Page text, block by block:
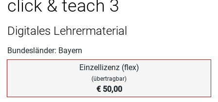
click & teach 3
Digitales Lehrermaterial
Bundesländer: Bayern
Einzellizenz (flex)
(übertragbar)
€ 50,00